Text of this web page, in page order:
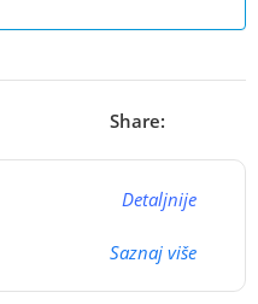
Share:
Detaljnije
Saznaj više